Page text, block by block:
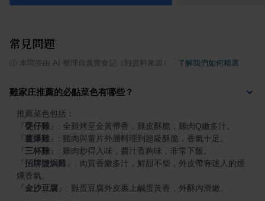
常見問題
本問答由 AI 整理自真實食記（附資料來源） 了解我們如何精選
雞家庄推薦的必點菜色有哪些？
甕仔雞
薑爆雞
三杯雞
招牌鹽焗雞
: 肉質香嫩多汁，鮮甜不柴，外皮帶有迷人的煙
金沙豆腐 : 雞蛋豆腐外皮裹上鹹蛋黃香，外酥內滑嫩。